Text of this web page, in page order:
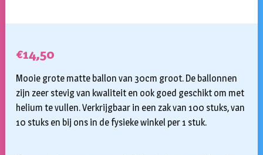
€14,50
Mooie grote matte ballon van 30cm groot. De ballonnen
zijn zeer stevig van kwaliteit en ook goed geschikt om met
helium te vullen. Verkrijgbaar in een zak van 100 stuks, van
10 stuks en bij ons in de fysieke winkel per 1 stuk.